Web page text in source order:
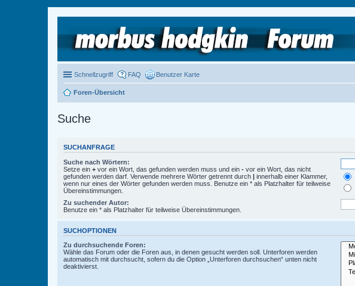
Schnellzugriff FAQ Benutzer Karte
Foren-Übersicht
Suche
SUCHANFRAGE
Suche nach Wörtern:
Setze ein + vor ein Wort, das gefunden werden muss und ein - vor ein Wort, das nicht
gefunden werden darf. Verwende mehrere Wörter getrennt durch | innerhalb einer Klammer,
wenn nur eines der Wörter gefunden werden muss. Benutze ein * als Platzhalter für teilweise
Übereinstimmungen.
Zu suchender Autor:
Benutze ein * als Platzhalter für teilweise Übereinstimmungen.
SUCHOPTIONEN
Zu durchsuchende Foren:
Wähle das Forum oder die Foren aus, in denen gesucht werden soll. Unterforen werden
automatisch mit durchsucht, sofern du die Option „Unterforen durchsuchen“ unten nicht
deaktivierst.